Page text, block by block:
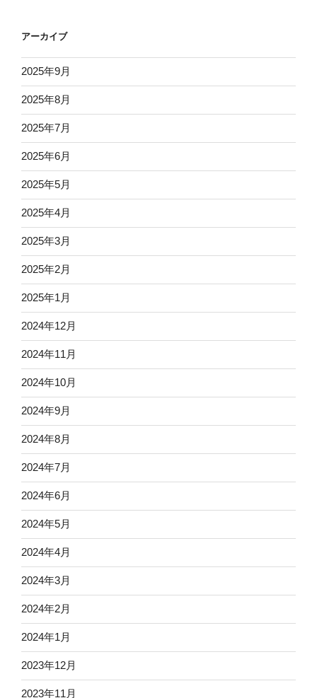
アーカイブ
2025年9月
2025年8月
2025年7月
2025年6月
2025年5月
2025年4月
2025年3月
2025年2月
2025年1月
2024年12月
2024年11月
2024年10月
2024年9月
2024年8月
2024年7月
2024年6月
2024年5月
2024年4月
2024年3月
2024年2月
2024年1月
2023年12月
2023年11月